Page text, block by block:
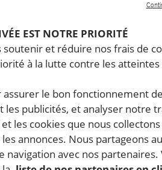
: UNE
EST NOTRE PRIORITÉ
et réduire nos frais de
à la lutte contre les
assurer le bon fonctionnement
les publicités, et analyser notre
les cookies que nous
annonces. Nous partageons
avec nos partenaires.